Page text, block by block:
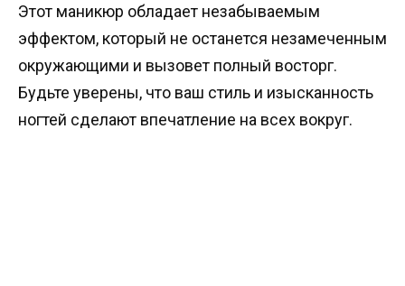
Этот маникюр обладает незабываемым
эффектом, который не останется незамеченным
окружающими и вызовет полный восторг.
Будьте уверены, что ваш стиль и изысканность
ногтей сделают впечатление на всех вокруг.